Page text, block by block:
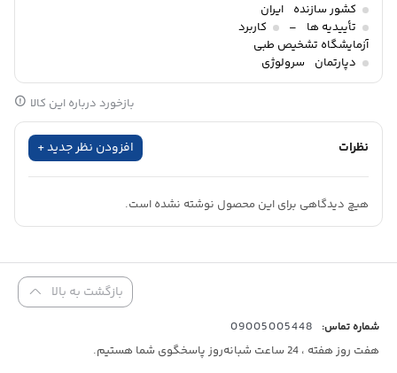
(GAS) به کار می‌رود. این آزمایش در آزمایشگاه‌های بالینی با روش‌های
روش‌های ایمونولوژیک:
مانند آزمایش های نفلومتری (nephelometry)
یا توربیدومتری (turbidimetry)، که بر پایه اندازه‌گیری میزان رسوب یا
کدورت در واکنش آنتی‌ژن-آنتی‌بادی استوار هستند. این روش ها
خودکار و با دقت بالا هستند.
ELISA هستند، حساسیت بیشتری نسبت به روش‌های نفلومتری و
کشور سازنده ایران
تأییدیه ها
–
کاربرد
آزمایشگاه تشخیص طبی
دپارتمان
سرولوژی
بازخورد درباره این کالا
نظرات افزودن نظر جدید +
هیچ دیدگاهی برای این محصول نوشته نشده است.
بازگشت به بالا
شماره تماس:
09005005448
هفت روز هفته ، 24 ساعت شبانه‌روز پاسخگوی شما هستیم.